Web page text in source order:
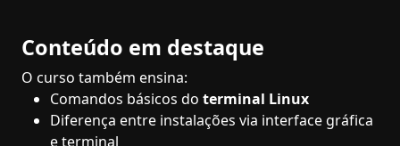
Conteúdo em destaque
O curso também ensina:
Comandos básicos do terminal Linux
Diferença entre instalações via interface gráfica
e terminal